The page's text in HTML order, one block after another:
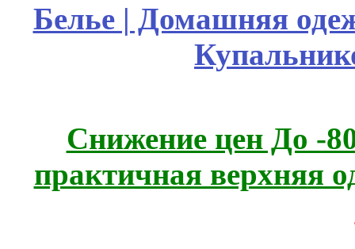
Белье | Домашняя
Снижение цен До -
практичная верхняя